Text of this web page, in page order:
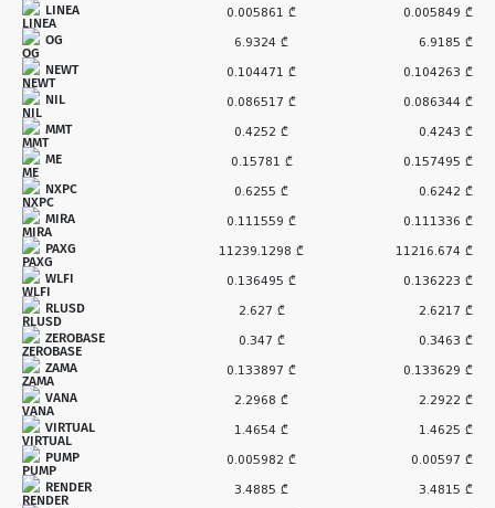
LINEA 0.005861 ₾ 0.005849 ₾
OG 6.9324 ₾ 6.9185 ₾
NEWT 0.104471 ₾ 0.104263 ₾
NIL 0.086517 ₾ 0.086344 ₾
MMT 0.4252 ₾ 0.4243 ₾
ME 0.15781 ₾ 0.157495 ₾
NXPC 0.6255 ₾ 0.6242 ₾
MIRA 0.111559 ₾ 0.111336 ₾
PAXG 11239.1298 ₾ 11216.674 ₾
WLFI 0.136495 ₾ 0.136223 ₾
RLUSD 2.627 ₾ 2.6217 ₾
ZEROBASE 0.347 ₾ 0.3463 ₾
ZAMA 0.133897 ₾ 0.133629 ₾
VANA 2.2968 ₾ 2.2922 ₾
VIRTUAL 1.4654 ₾ 1.4625 ₾
PUMP 0.005982 ₾ 0.00597 ₾
RENDER 3.4885 ₾ 3.4815 ₾